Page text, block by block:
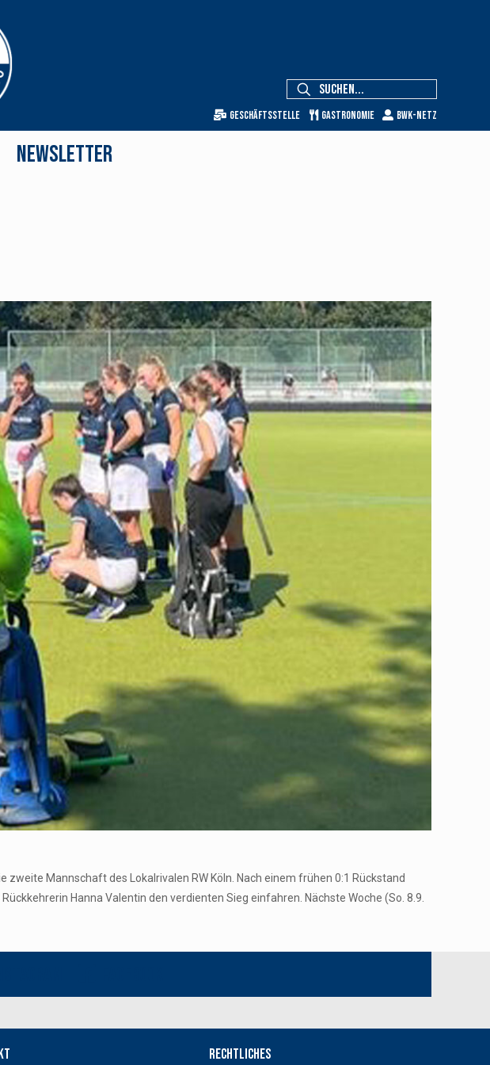
Geschäftsstelle Gastronomie BWK-Netz
Newsletter
Mannschaft des Lokalrivalen RW Köln. Nach einem frühen 0:1 Rückstand
Hanna Valentin den verdienten Sieg einfahren. Nächste Woche (So. 8.9.
Rechtliches